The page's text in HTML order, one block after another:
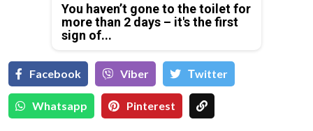
You haven’t gone to the toilet for
more than 2 days – it's the first
sign of...
Facebook Viber Тwitter
Whatsapp Pinterest